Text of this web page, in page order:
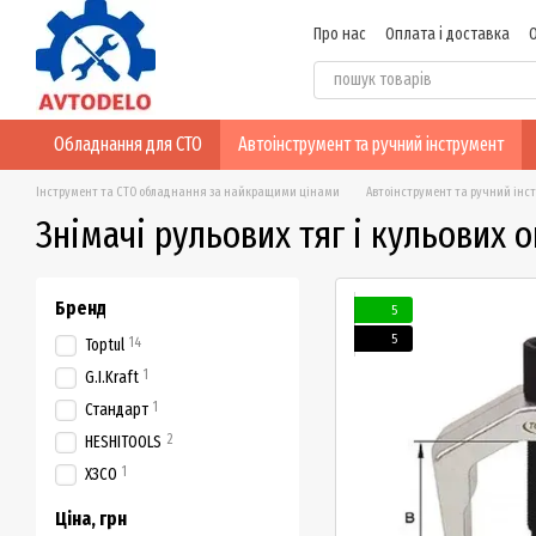
Перейти до основного контенту
Про нас Оплата і доставка
Відгуки про магазин
Обладнання для СТО Автоінструмент та ручний інструмент
Інструмент та СТО обладнання за найкращими цінами Автоінструмент та ручний
Знімачі рульових тяг і кульових
5
5
Бренд
Toptul 14
G.I.Kraft 1
Стандарт 1
HESHITOOLS 2
ХЗСО 1
Ціна, грн